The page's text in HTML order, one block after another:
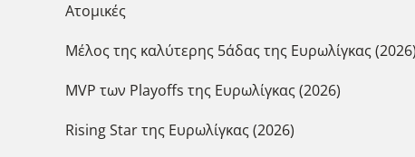
Ατομικές
Μέλος της καλύτερης 5άδας της Ευρωλίγκας (2026)
MVP των Playoffs της Ευρωλίγκας (2026)
Rising Star της Ευρωλίγκας (2026)